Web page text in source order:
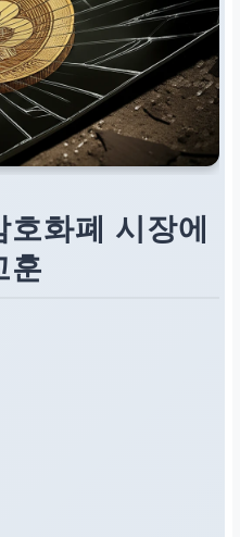
화폐 시장에
훈